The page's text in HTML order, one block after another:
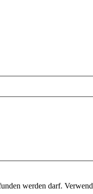
werden darf.